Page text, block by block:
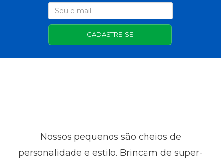
CADASTRE-SE
Nossos pequenos são cheios de
personalidade e estilo. Brincam de super-